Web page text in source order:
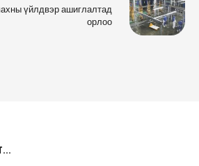
үйлдвэр ашиглалтад
орлоо